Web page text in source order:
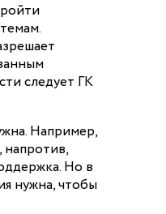
следует ГК
Например,
Но в
нужна, чтобы